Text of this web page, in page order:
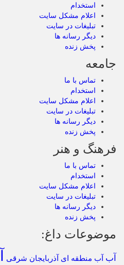
استخدام
اعلام مشکل سایت
تبلیغات در سایت
دیگر رسانه ها
پخش زنده
جامعه
تماس با ما
استخدام
اعلام مشکل سایت
تبلیغات در سایت
دیگر رسانه ها
پخش زنده
فرهنگ و هنر
تماس با ما
استخدام
اعلام مشکل سایت
تبلیغات در سایت
دیگر رسانه ها
پخش زنده
موضوعات داغ:
آب آب منطقه ای آذربایجان شرقی